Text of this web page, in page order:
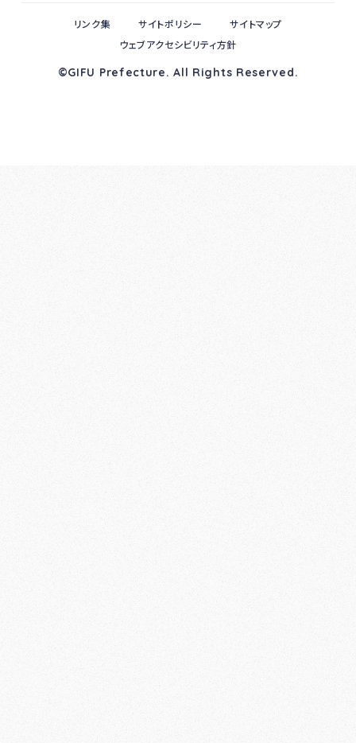
©GIFU Prefecture. All Rights Reserved.
リンク集 サイトポリシー
サイトマップ
ウェブアクセシビリティ方針